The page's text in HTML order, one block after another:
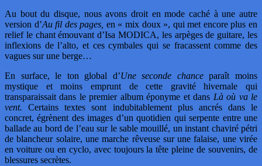
Au bout du disque, nous avons droit en mode caché à une autre
version d’Au fil des pages, en « mix doux », qui met encore plus en
relief le chant émouvant d’Isa MODICA, les arpèges de guitare, les
inflexions de l’alto, et ces cymbales qui se fracassent comme des
vagues sur une berge…
En surface, le ton global d’Une seconde chanceparaît moins
mystique et moins emprunt de cette gravité hivernale qui
transparaissait dans le premier album éponyme et dans Là où va le
vent. Certains textes sont indubitablement plus ancrés dans le
concret, égrènent des images d’un quotidien qui serpente entre une
ballade au bord de l’eau sur le sable mouillé, un instant chaviré pétri
de blancheur solaire, une marche rêveuse sur une falaise, une virée
en voiture ou en cyclo, avec toujours la tête pleine de souvenirs, de
blessures secrètes.